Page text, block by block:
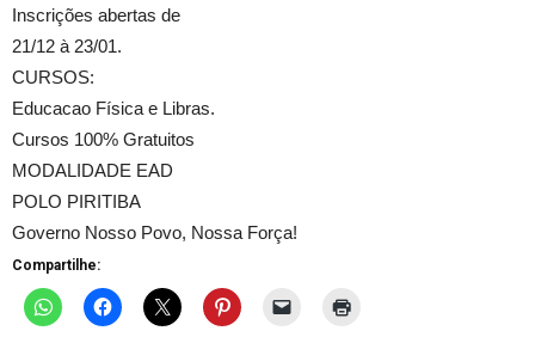
Inscrições abertas de
21/12 à 23/01.
CURSOS:
Educacao Física e Libras.
Cursos 100% Gratuitos
MODALIDADE EAD
POLO PIRITIBA
Governo Nosso Povo, Nossa Força!
Compartilhe: